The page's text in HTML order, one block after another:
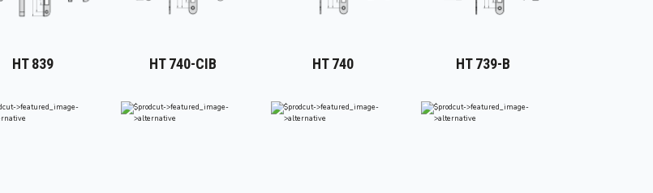
HT 839 HT 740-CIB HT 740 HT 739-B